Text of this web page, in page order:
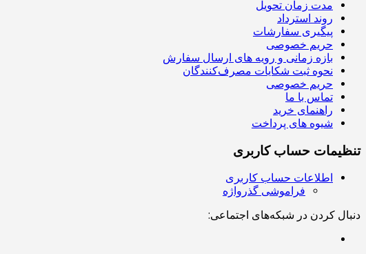
مدت زمان تحویل
روند استرداد
پیگیری سفارشات
حریم خصوصی
بازه زمانی و رویه های ارسال سفارش
نحوه ثبت شکایات مصرف‌کنندگان
حریم خصوصی
تماس با ما
راهنمای خرید
شیوه های پرداخت
تنظیمات حساب کاربری
اطلاعات حساب کاربری
فراموشی گذرواژه
دنبال کردن در شبکه‌های اجتماعی: